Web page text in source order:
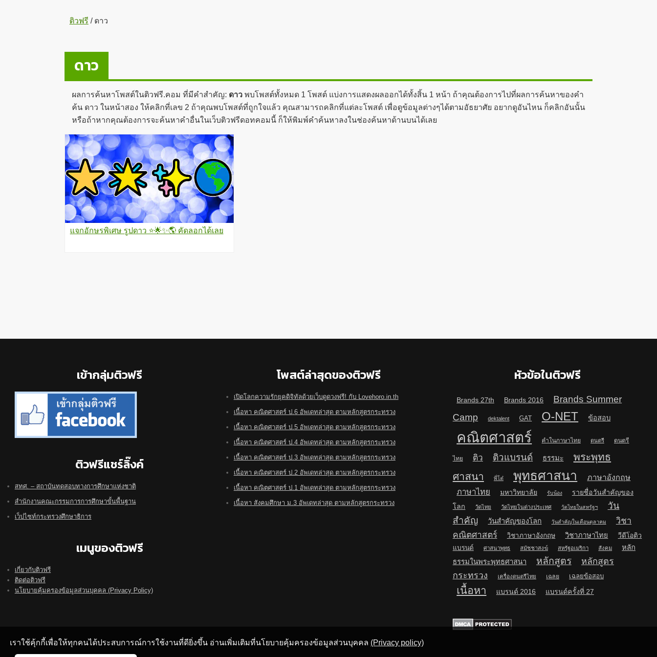
ติวฟรี /ดาว
ดาว
ผลการค้นหาโพสต์ในติวฟรี.คอม ที่มีคำสำคัญ: ดาว พบโพสต์ทั้งหมด 1 โพสต์ แบ่งการแสดงผลออกได้ทั้งสิ้น 1 หน้า ถ้าคุณต้องการไปที่ผลการค้นหาของคำ
ค้น ดาว ในหน้าสอง ให้คลิกที่เลข 2 ถ้าคุณพบโพสต์ที่ถูกใจแล้ว คุณสามารถคลิกที่แต่ละโพสต์ เพื่อดูข้อมูลต่างๆได้ตามอัธยาศัย อยากดูอันไหน ก็คลิกอันนั้น
หรือถ้าหากคุณต้องการจะค้นหาคำอื่นในเว็บติวฟรีดอทคอมนี้ ก็ให้พิมพ์คำค้นหาลงในช่องค้นหาด้านบนได้เลย
แจกอักษรพิเศษ รูปดาว ⭐🌟✨🌎 คัดลอกได้เลย
เข้ากลุ่มติวฟรี
ติวฟรีแชร์ลิ๊งค์
สทศ. – สถาบันทดสอบทางการศึกษาแห่งชาติ
สำนักงานคณะกรรมการการศึกษาขั้นพื้นฐาน
เว็ปไซท์กระทรวงศึกษาธิการ
เมนูของติวฟรี
เกี่ยวกับติวฟรี
ติดต่อติวฟรี
นโยบายคุ้มครองข้อมูลส่วนบุคคล (Privacy Policy)
โพสต์ล่าสุดของติวฟรี
เปิดโลกความรักยุคดิจิทัลด้วยเว็บดูดวงฟรี! กับ Lovehoro.in.th
เนื้อหา คณิตศาสตร์ ป.6 อัพเดทล่าสุด ตามหลักสูตรกระทรวง
เนื้อหา คณิตศาสตร์ ป.5 อัพเดทล่าสุด ตามหลักสูตรกระทรวง
เนื้อหา คณิตศาสตร์ ป.4 อัพเดทล่าสุด ตามหลักสูตรกระทรวง
เนื้อหา คณิตศาสตร์ ป.3 อัพเดทล่าสุด ตามหลักสูตรกระทรวง
เนื้อหา คณิตศาสตร์ ป.2 อัพเดทล่าสุด ตามหลักสูตรกระทรวง
เนื้อหา คณิตศาสตร์ ป.1 อัพเดทล่าสุด ตามหลักสูตรกระทรวง
เนื้อหา สังคมศึกษา ม.3 อัพเดทล่าสุด ตามหลักสูตรกระทรวง
หัวข้อในติวฟรี
Brands 27th Brands 2016
Brands Summer
Camp
dektalent GAT O-NET ข้อสอบ
คณิตศาสตร์ คำในภาษาไทย ดนตรี ดนตรี
ไทย ติว ติวแบรนด์ ธรรมะ
พระพุทธ
ศาสนา
พี่โต๋ พุทธศาสนา ภาษาอังกฤษ
ภาษาไทย มหาวิทยาลัย รับน้อง
รายชื่อวันสำคัญของ
โลก
วัดไทย วัดไทยในต่างประเทศ วัดไทยในสหรัฐฯ
วัน
สำคัญ
วันสำคัญของโลก วันสำคัญในเดือนตุลาคม
วิชา
คณิตศาสตร์
วิชาภาษาอังกฤษ วิชาภาษาไทย
วีดีโอติว
แบรนด์
ศาสนาพุทธ สมัชชาสงฆ์ สหรัฐอเมริกา สังคม
หลัก
ธรรมในพระพุทธศาสนา
หลักสูตร
หลักสูตร
กระทรวง
เครื่องดนตรีไทย เฉลย เฉลยข้อสอบ
เนื้อหา แบรนด์ 2016 แบรนด์ครั้งที่ 27
เราใช้คุ้กกี้เพื่อให้ทุกคนได้ประสบการณ์การใช้งานที่ดียิ่งขึ้น อ่านเพิ่มเติมที่นโยบายคุ้มครองข้อมูลส่วนบุคคล (Privacy policy)